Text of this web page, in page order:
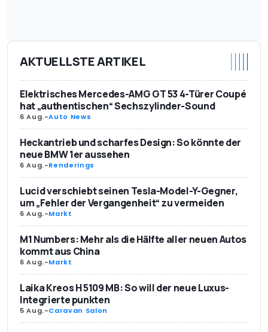
AKTUELLSTE ARTIKEL
Elektrisches Mercedes-AMG GT 53 4-Türer Coupé
hat „authentischen“ Sechszylinder-Sound
6 Aug.-Auto News
Heckantrieb und scharfes Design: So könnte der
neue BMW 1er aussehen
6 Aug.-Renderings
Lucid verschiebt seinen Tesla-Model-Y-Gegner,
um „Fehler der Vergangenheit“ zu vermeiden
6 Aug.-Markt
M1 Numbers: Mehr als die Hälfte aller neuen Autos
kommt aus China
6 Aug.-Markt
Laika Kreos H 5109 MB: So will der neue Luxus-
Integrierte punkten
5 Aug.-Caravan Salon